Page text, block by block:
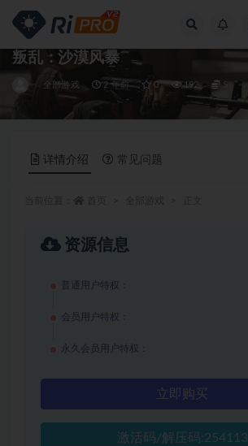
叛乱：沙漠风暴
全部游戏 2 年前 0 192 5
详情介绍 常见问题
资源信息
普通用户特权：
会员用户特权：
永久会员用户特权：
立即购买
激活码/解压码:254113